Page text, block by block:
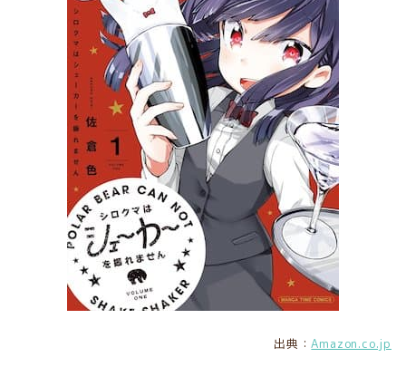
出典：Amazon.co.jp